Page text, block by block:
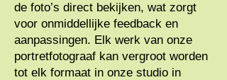
de foto’s direct bekijken, wat zorgt
voor onmiddellijke feedback en
aanpassingen. Elk werk van onze
portretfotograaf kan vergroot worden
tot elk formaat in onze studio in